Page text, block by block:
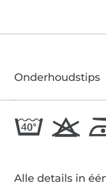
Onderhoudstips
Alle details in